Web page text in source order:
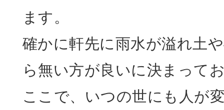
ます。
確かに軒先に雨水が溢れ土
ら無い方が良いに決まって
ここで、いつの世にも人が